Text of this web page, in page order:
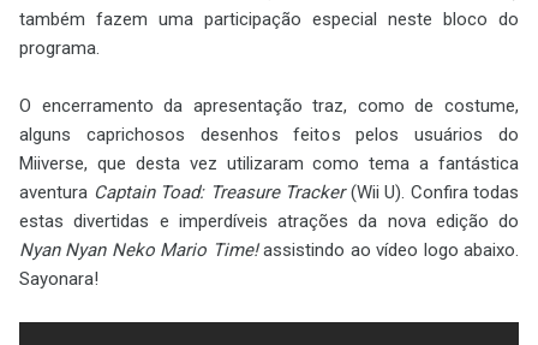
também fazem uma participação especial neste bloco do
programa.
O encerramento da apresentação traz, como de costume,
alguns caprichosos desenhos feitos pelos usuários do
Miiverse, que desta vez utilizaram como tema a fantástica
aventura Captain Toad: Treasure Tracker(Wii U). Confira todas
estas divertidas e imperdíveis atrações da nova edição do
Nyan Nyan Neko Mario Time!assistindo ao vídeo logo abaixo.
Sayonara!